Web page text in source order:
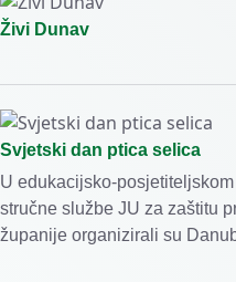
Živi Dunav
Svjetski dan ptica selica
U edukacijsko-
stručne službe JU za zaštitu
županije organizirali su